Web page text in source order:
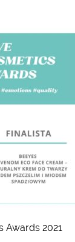
Awards 2021